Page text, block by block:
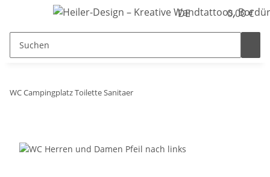
DE 0,00 €
WC Campingplatz Toilette Sanitaer